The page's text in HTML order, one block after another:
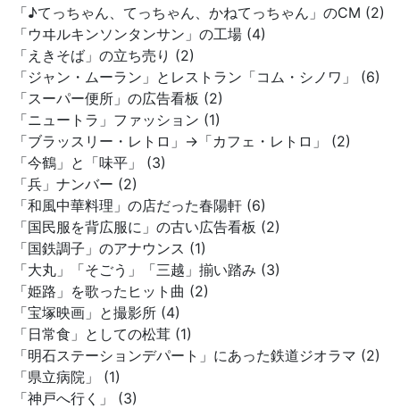
「♪てっちゃん、てっちゃん、かねてっちゃん」のCM (2)
「ウヰルキンソンタンサン」の工場 (4)
「えきそば」の立ち売り (2)
「ジャン・ムーラン」とレストラン「コム・シノワ」 (6)
「スーパー便所」の広告看板 (2)
「ニュートラ」ファッション (1)
「ブラッスリー・レトロ」→「カフェ・レトロ」 (2)
「今鶴」と「味平」 (3)
「兵」ナンバー (2)
「和風中華料理」の店だった春陽軒 (6)
「国民服を背広服に」の古い広告看板 (2)
「国鉄調子」のアナウンス (1)
「大丸」「そごう」「三越」揃い踏み (3)
「姫路」を歌ったヒット曲 (2)
「宝塚映画」と撮影所 (4)
「日常食」としての松茸 (1)
「明石ステーションデパート」にあった鉄道ジオラマ (2)
「県立病院」 (1)
「神戸へ行く」 (3)